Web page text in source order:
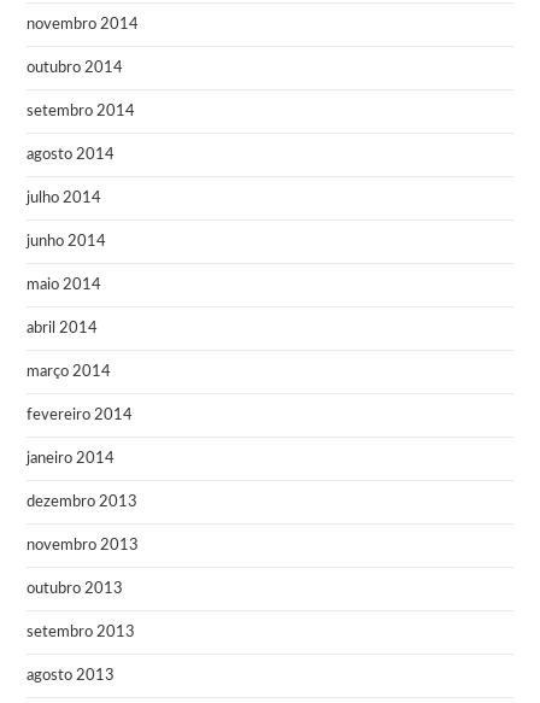
novembro 2014
outubro 2014
setembro 2014
agosto 2014
julho 2014
junho 2014
maio 2014
abril 2014
março 2014
fevereiro 2014
janeiro 2014
dezembro 2013
novembro 2013
outubro 2013
setembro 2013
agosto 2013